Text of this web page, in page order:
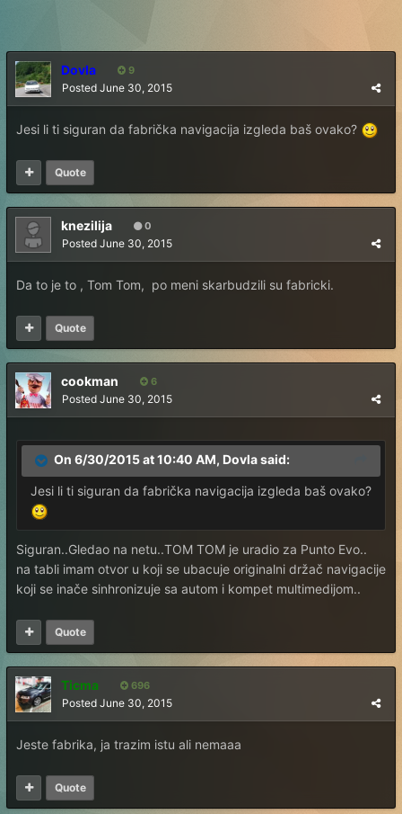
Dovla 9
Posted June 30, 2015
Jesi li ti siguran da fabrička navigacija izgleda baš ovako?
Quote
knezilija 0
Posted June 30, 2015
Da to je to , Tom Tom, po meni skarbudzili su fabricki.
Quote
cookman 6
Posted June 30, 2015
On 6/30/2015 at 10:40 AM, Dovla said:
Jesi li ti siguran da fabrička navigacija izgleda baš ovako?
Siguran..Gledao na netu..TOM TOM je uradio za Punto Evo..
na tabli imam otvor u koji se ubacuje originalni držač navigacije
koji se inače sinhronizuje sa autom i kompet multimedijom..
Quote
Ticma 696
Posted June 30, 2015
Jeste fabrika, ja trazim istu ali nemaaa
Quote